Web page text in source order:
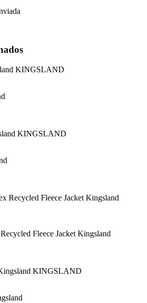
Fleece Jacket Kingsland